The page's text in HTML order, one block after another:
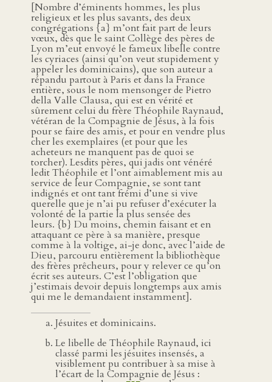
[Nombre d’éminents hommes, les plus
religieux et les plus savants, des deux
congrégations {a} m’ont fait part de leurs
vœux, dès que le saint Collège des pères de
Lyon m’eut envoyé le fameux libelle contre
les cyriaces (ainsi qu’on veut stupidement y
appeler les dominicains), que son auteur a
répandu partout à Paris et dans la France
entière, sous le nom mensonger de Pietro
della Valle Clausa, qui est en vérité et
sûrement celui du frère Théophile Raynaud,
vétéran de la Compagnie de Jésus, à la fois
pour se faire des amis, et pour en vendre plus
cher les exemplaires (et pour que les
acheteurs ne manquent pas de quoi se
torcher). Lesdits pères, qui jadis ont vénéré
ledit Théophile et l’ont aimablement mis au
service de leur Compagnie, se sont tant
indignés et ont tant frémi d’une si vive
querelle que je n’ai pu refuser d’exécuter la
volonté de la partie la plus sensée des
leurs. {b} Du moins, chemin faisant et en
attaquant ce père à sa manière, presque
comme à la voltige, ai-je donc, avec l’aide de
Dieu, parcouru entièrement la bibliothèque
des frères prêcheurs, pour y relever ce qu’on
écrit ses auteurs. C’est l’obligation que
j’estimais devoir depuis longtemps aux amis
qui me le demandaient instamment].
Jésuites et dominicains.
Le libelle de Théophile Raynaud, ici
classé parmi les jésuites insensés, a
visiblement pu contribuer à sa mise à
l’écart de la Compagnie de Jésus :